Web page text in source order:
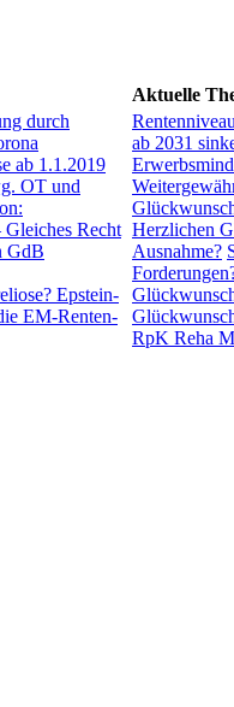
Aktuelle
durch
ab 1.1.2019
OT und
Gleiches Recht
GdB
Epstein-
EM-Renten-
ab 2031
Herzlichen
Ausnahme?
RpK Reha